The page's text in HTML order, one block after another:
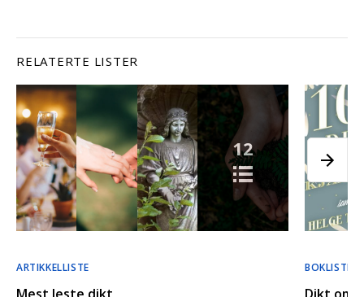
RELATERTE LISTER
12
ARTIKKELLISTE BOKLISTE